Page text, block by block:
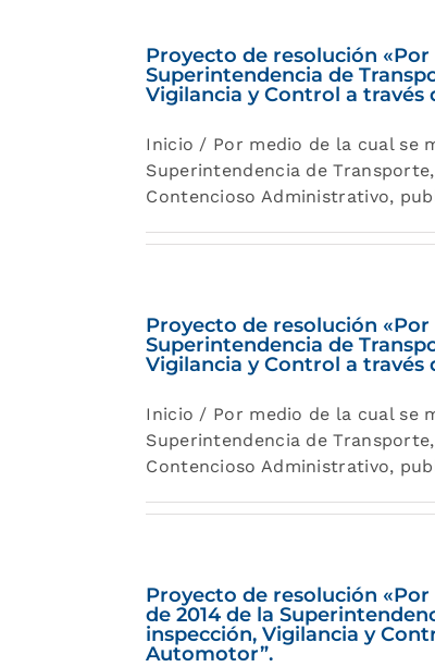
Proyecto de resolución «Por
Superintendencia de
Vigilancia y Control a través
Inicio / Por medio de la cual se
Superintendencia de
Contencioso Administrativo,
Proyecto de resolución «Por
Superintendencia de
Vigilancia y Control a través
Inicio / Por medio de la cual se
Superintendencia de
Contencioso Administrativo,
Proyecto de resolución «Por
de 2014 de la
inspección, Vigilancia y
Automotor”.